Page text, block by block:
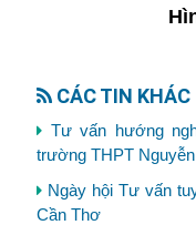
CÁC TIN KHÁC
Tư vấn hướng
trường THPT
Ngày hội Tư vấn
Cần Thơ